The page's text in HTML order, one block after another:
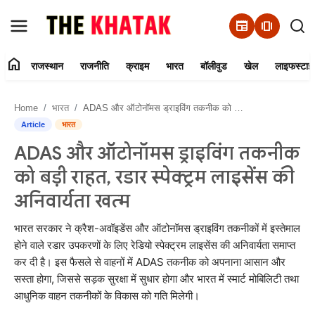
newspaper amp_stories
Contact Us
राजस्थान
राजनीति
क्राइम
भारत
बॉलीवुड
home राजस्थान राजनीति क्राइम भारत बॉलीवुड खेल
Home भारत ADAS और ऑटोनॉमस ड्राइविंग तकनीक को बड़ी राहत, रडार स्पेक्ट्रम लाइसेंस की अनिवार्यता खत्म
Article भारत
ADAS और ऑटोनॉमस ड्राइविंग तकनीक
को बड़ी राहत, रडार स्पेक्ट्रम लाइसेंस की
अनिवार्यता खत्म
भारत सरकार ने क्रैश-अवॉइडेंस और ऑटोनॉमस ड्राइविंग तकनीकों में इस्तेमाल
होने वाले रडार उपकरणों के लिए रेडियो स्पेक्ट्रम लाइसेंस की अनिवार्यता समाप्त
कर दी है। इस फैसले से वाहनों में ADAS तकनीक को अपनाना आसान और
सस्ता होगा, जिससे सड़क सुरक्षा में सुधार होगा और भारत में स्मार्ट मोबिलिटी तथा
आधुनिक वाहन तकनीकों के विकास को गति मिलेगी।